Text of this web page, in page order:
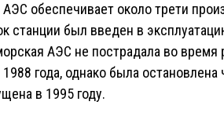
обеспечивает около трети
станции был введен в
АЭС не пострадала во время
года, однако была
в 1995 году.